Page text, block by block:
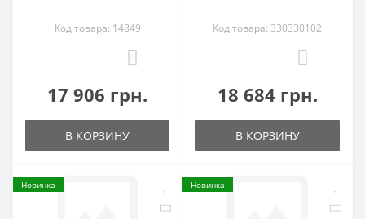
Код товара: 14849
17 906 грн.
В КОРЗИНУ
Код товара: 330330102
18 684 грн.
В КОРЗИНУ
Новинка Новинка